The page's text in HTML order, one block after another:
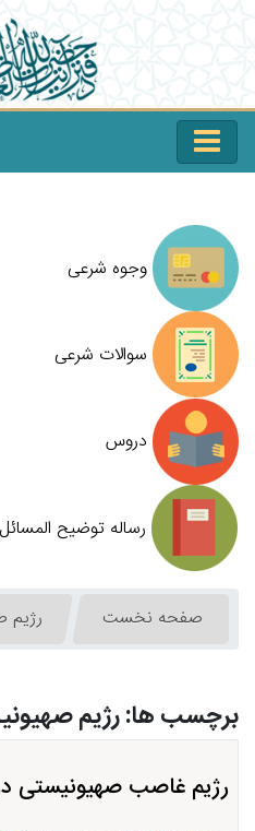
وجوه شرعی
سوالات شرعی
دروس
رساله توضیح المسائل
صفحه نخست رژیم
برچسب ها: رژیم
رژیم غاصب صهیونیستی